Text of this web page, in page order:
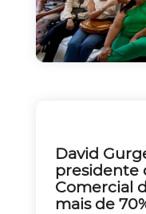
David
presidente
Comercial
mais de